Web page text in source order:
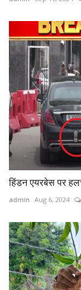
हिंडन एयरबेस पर
admin Aug 6, 2024